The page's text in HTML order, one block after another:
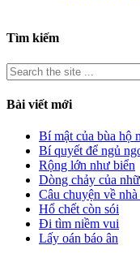
Tìm kiếm
Bài viết mới
Bí mật của bùa hộ
Bí quyết để ngủ
Rộng lớn như biển
Dòng chảy của
Câu chuyện về
Hổ chết còn sói
Đi tìm niềm vui
Lấy oán báo ân